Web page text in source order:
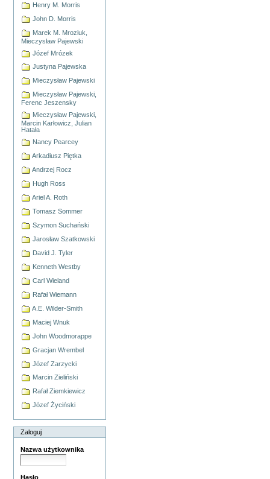
Henry M. Morris
John D. Morris
Marek M. Mroziuk,
Mieczysław Pajewski
Józef Mrózek
Justyna Pajewska
Mieczysław Pajewski
Mieczysław Pajewski,
Ferenc Jeszensky
Mieczysław Pajewski,
Marcin Karłowicz, Julian
Hatała
Nancy Pearcey
Arkadiusz Piętka
Andrzej Rocz
Hugh Ross
Ariel A. Roth
Tomasz Sommer
Szymon Suchański
Jarosław Szatkowski
David J. Tyler
Kenneth Westby
Carl Wieland
Rafał Wiemann
A.E. Wilder-Smith
Maciej Wnuk
John Woodmorappe
Gracjan Wrembel
Józef Zarzycki
Marcin Zieliński
Rafał Ziemkiewicz
Józef Życiński
Zaloguj
Nazwa użytkownika
Hasło